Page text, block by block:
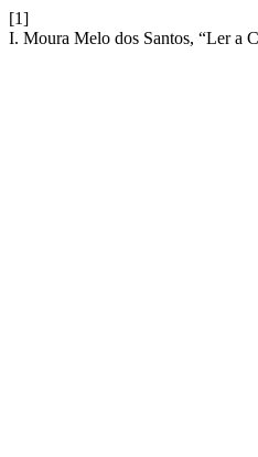
[1]
I. Moura Melo dos Santos, “Ler a